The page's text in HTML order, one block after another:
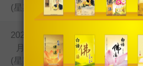
(星期一)
2020年9
月2日
(星期三)
庚子(2020)年七
月十五